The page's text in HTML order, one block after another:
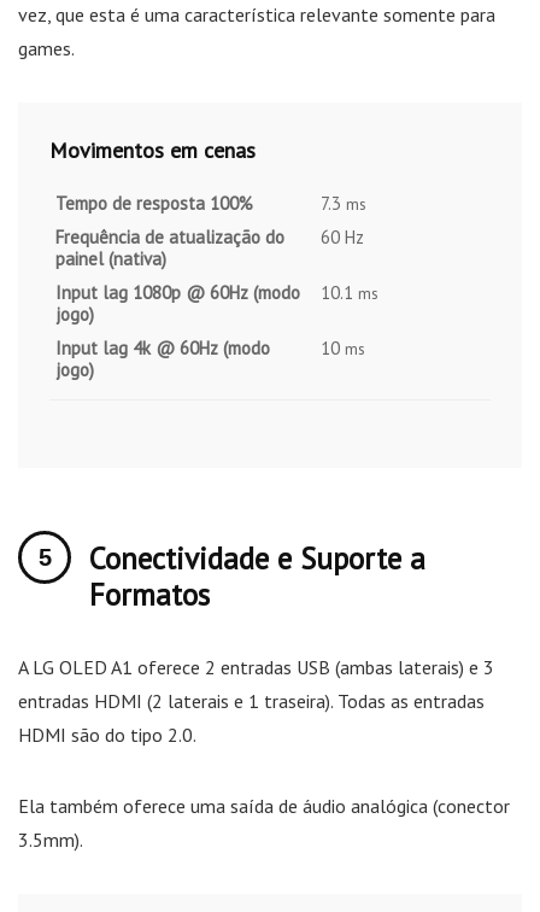
vez, que esta é uma característica relevante somente para
games.
Movimentos em cenas
Tempo de resposta 100% 7.3 ms
Frequência de atualização do
painel (nativa)
60 Hz
Input lag 1080p @ 60Hz (modo
jogo)
10.1 ms
Input lag 4k @ 60Hz (modo
jogo)
10 ms
Conectividade e Suporte a
Formatos
A LG OLED A1 oferece 2 entradas USB (ambas laterais) e 3
entradas HDMI (2 laterais e 1 traseira). Todas as entradas
HDMI são do tipo 2.0.
Ela também oferece uma saída de áudio analógica (conector
3.5mm).